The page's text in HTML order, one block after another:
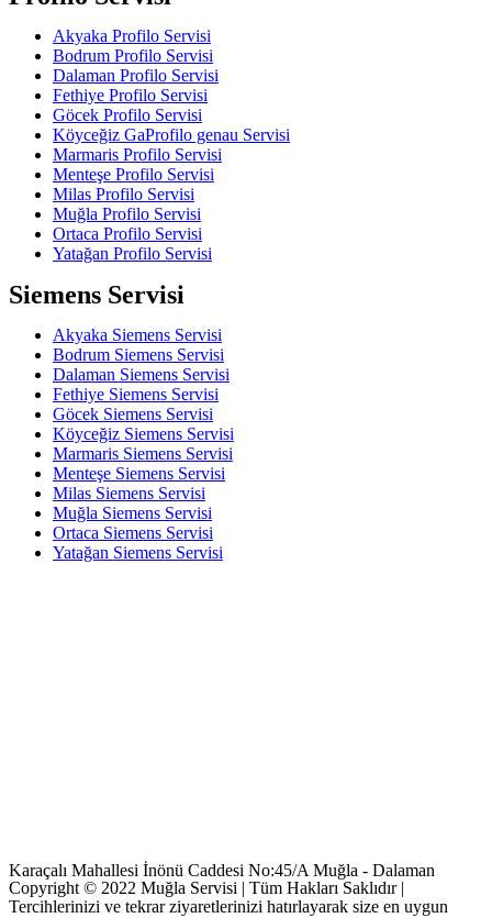
Akyaka Profilo Servisi
Bodrum Profilo Servisi
Dalaman Profilo Servisi
Fethiye Profilo Servisi
Göcek Profilo Servisi
Köyceğiz GaProfilo genau Servisi
Marmaris Profilo Servisi
Menteşe Profilo Servisi
Milas Profilo Servisi
Muğla Profilo Servisi
Ortaca Profilo Servisi
Yatağan Profilo Servisi
Siemens Servisi
Akyaka Siemens Servisi
Bodrum Siemens Servisi
Dalaman Siemens Servisi
Fethiye Siemens Servisi
Göcek Siemens Servisi
Köyceğiz Siemens Servisi
Marmaris Siemens Servisi
Menteşe Siemens Servisi
Milas Siemens Servisi
Muğla Siemens Servisi
Ortaca Siemens Servisi
Yatağan Siemens Servisi
Karaçalı Mahallesi İnönü Caddesi No:45/A Muğla - Dalaman
Copyright © 2022 Muğla Servisi | Tüm Hakları Saklıdır |
Tercihlerinizi ve tekrar ziyaretlerinizi hatırlayarak size en uygun